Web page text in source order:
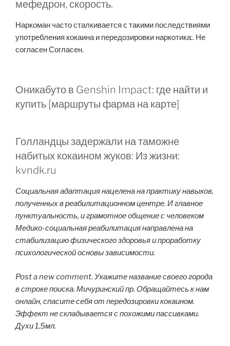
мефедрон, скорость.
Наркоман часто сталкивается с такими последствиями
употребления кокаина и передозировки наркотика:. Не
согласен Согласен.
Оникабуто в Genshin Impact: где найти и
купить [маршруты фарма на карте]
Голландцы задержали на таможне
набитых кокаином жуков: Из жизни:
kvndk.ru
Социальная адаптация нацелена на практику навыков,
полученных в реабилитационном центре. И главное
пунктуальность, и грамотное общение с человеком
Медико-социальная реабилитация направлена на
стабилизацию физического здоровья и проработку
психологической основы зависимости.
Post a new comment. Укажите название своего города
в строке поиска. Мичуринский пр. Обращайтесь к нам
онлайн, спасите себя от передозировки кокаином.
Эффект не складывается с похожими пассивками.
Духи 1,5мл.